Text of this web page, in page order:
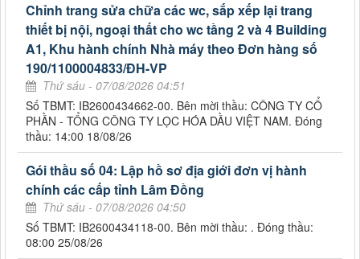
Chỉnh trang sửa chữa các wc, sắp xếp lại trang
thiết bị nội, ngoại thất cho wc tầng 2 và 4 Building
A1, Khu hành chính Nhà máy theo Đơn hàng số
190/1100004833/ĐH-VP
Thứ sáu - 07/08/2026 04:51
Số TBMT: IB2600434662-00. Bên mời thầu: CÔNG TY CỔ
PHẦN - TỔNG CÔNG TY LỌC HÓA DẦU VIỆT NAM. Đóng
thầu: 14:00 18/08/26
Gói thầu số 04: Lập hồ sơ địa giới đơn vị hành
chính các cấp tỉnh Lâm Đồng
Thứ sáu - 07/08/2026 04:50
Số TBMT: IB2600434118-00. Bên mời thầu: . Đóng thầu:
08:00 25/08/26